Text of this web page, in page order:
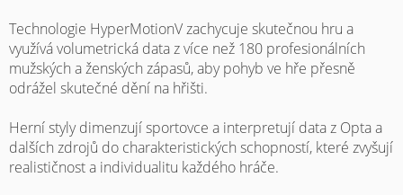
Technologie HyperMotionV zachycuje skutečnou hru a
využívá volumetrická data z více než 180 profesionálních
mužských a ženských zápasů, aby pohyb ve hře přesně
odrážel skutečné dění na hřišti.
Herní styly dimenzují sportovce a interpretují data z Opta a
dalších zdrojů do charakteristických schopností, které zvyšují
realističnost a individualitu každého hráče.